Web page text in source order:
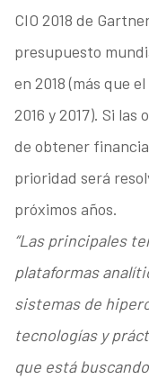
CIO 2018 de
presupuesto
en 2018 (más que
2016 y 2017). Si
de obtener
prioridad será
próximos años.
“Las principales
plataformas
sistemas de
tecnologías y
que está